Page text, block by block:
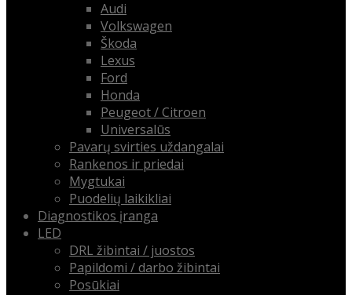
Audi
Volkswagen
Škoda
Lexus
Ford
Honda
Peugeot / Citroen
Universalūs
Pavarų svirties uždangalai
Rankenos ir priedai
Mygtukai
Puodelių laikikliai
Diagnostikos įranga
LED
DRL žibintai / juostos
Papildomi / darbo žibintai
Posūkiai